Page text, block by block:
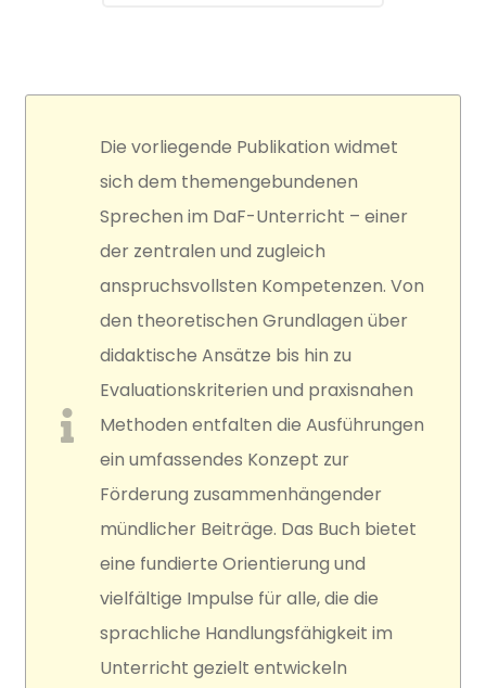
Die vorliegende Publikation widmet
sich dem themengebundenen
Sprechen im DaF-Unterricht – einer
der zentralen und zugleich
anspruchsvollsten Kompetenzen. Von
den theoretischen Grundlagen über
didaktische Ansätze bis hin zu
Evaluationskriterien und praxisnahen
Methoden entfalten die Ausführungen
ein umfassendes Konzept zur
Förderung zusammenhängender
mündlicher Beiträge. Das Buch bietet
eine fundierte Orientierung und
vielfältige Impulse für alle, die die
sprachliche Handlungsfähigkeit im
Unterricht gezielt entwickeln